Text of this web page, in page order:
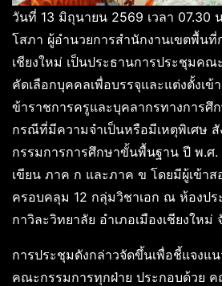
วันที่ 13 มิถุนายน 2569 เวลา 07.30
โสภา ผู้อำนวยการสำนักงานเขตพื้น
เชียงใหม่ เป็นประธานการประชุมคณ
คัดเลือกบุคคลเพื่อบรรจุและแต่งตั้งเข้
ข้าราชการครูและบุคลากรทางการศึ
กรณีที่มีความจำเป็นหรือมีเหตุพิเศษ
กรรมการการศึกษาขั้นพื้นฐาน ปี พ.ศ
เขียน ภาค ก และภาค ข โดยมีผู้เข้า
ครอบคลุม 12 กลุ่มวิชาเอก ณ ห้องปร
กาวิละวิทยาลัย อำเภอเมืองเชียงใหม่
การประชุมดังกล่าวจัดขึ้นเพื่อชี้แจงแ
คณะกรรมการทุกฝ่าย ประกอบด้วย